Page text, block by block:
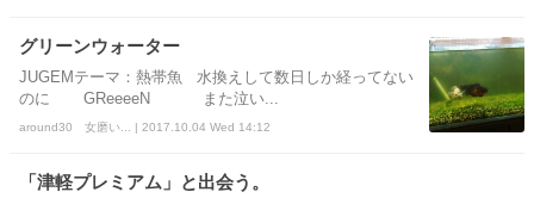
グリーンウォーター
JUGEMテーマ：熱帯魚 水換えして数日しか経ってない
のに GReeeeN また泣い...
around30 女磨い... | 2017.10.04 Wed 14:12
「津軽プレミアム」と出会う。